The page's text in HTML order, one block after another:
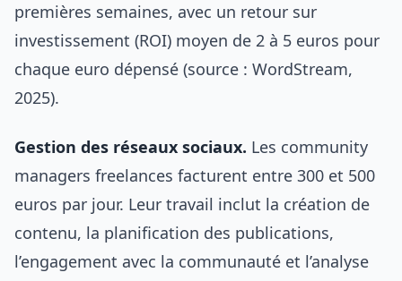
premières semaines, avec un retour sur
investissement (ROI) moyen de 2 à 5 euros pour
chaque euro dépensé (source : WordStream,
2025).
Gestion des réseaux sociaux. Les community
managers freelances facturent entre 300 et 500
euros par jour. Leur travail inclut la création de
contenu, la planification des publications,
l’engagement avec la communauté et l’analyse